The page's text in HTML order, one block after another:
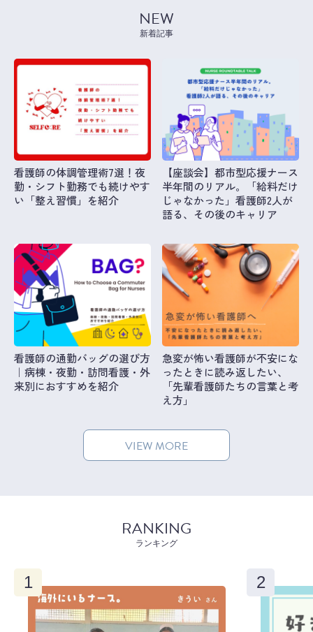
NEW
新着記事
看護師の体調管理術7選！夜
勤・シフト勤務でも続けやす
い「整え習慣」を紹介
【座談会】都市型応援ナース
半年間のリアル。「給料だけ
じゃなかった」看護師2人が
語る、その後のキャリア
看護師の通勤バッグの選び方
｜病棟・夜勤・訪問看護・外
来別におすすめを紹介
急変が怖い看護師が不安にな
ったときに読み返したい、
「先輩看護師たちの言葉と考
え方」
VIEW MORE
RANKING
ランキング